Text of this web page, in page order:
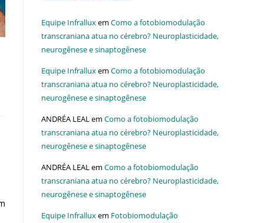
Equipe Infralluxem Como a fotobiomodulação
transcraniana atua no cérebro? Neuroplasticidade,
neurogênese e sinaptogênese
Equipe Infralluxem Como a fotobiomodulação
transcraniana atua no cérebro? Neuroplasticidade,
neurogênese e sinaptogênese
ANDRÉA LEALem Como a fotobiomodulação
transcraniana atua no cérebro? Neuroplasticidade,
neurogênese e sinaptogênese
ANDRÉA LEALem Como a fotobiomodulação
transcraniana atua no cérebro? Neuroplasticidade,
neurogênese e sinaptogênese
Equipe Infralluxem Fotobiomodulação